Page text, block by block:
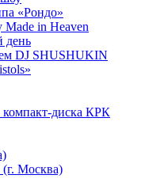
«Рондо»
in Heaven
день
DJ SHUSHUKIN
диска КРК
Москва)